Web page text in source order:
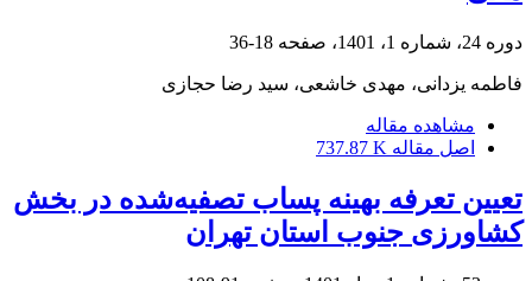
دوره 24، شماره 1، 1401، صفحه 18-36
فاطمه یزدانی، مهدی خاشعی، سید رضا حجازی
مشاهده مقاله
اصل مقاله 737.87 K
تعیین تعرفه بهینه پساب تصفیه‌شده در بخش
کشاورزی جنوب استان تهران